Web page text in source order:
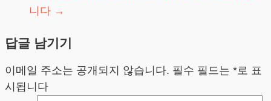
니다 →
답글 남기기
이메일 주소는 공개되지 않습니다. 필수 필드는 *로 표
시됩니다